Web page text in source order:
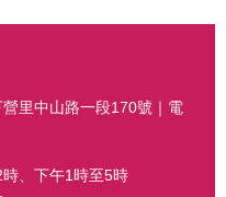
里中山路一段170號｜電
、下午1時至5時